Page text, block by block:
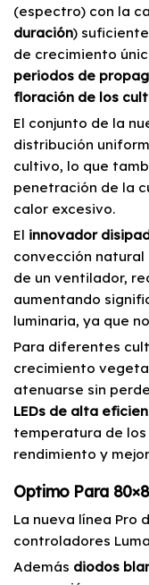
(espectro) con la
duración)
de crecimiento
periodos de
floración de los
El conjunto de la
distribución
cultivo, lo que
penetración de la
calor excesivo.
El innovador
convección natural
de un ventilador,
aumentando
luminaria, ya que
Para diferentes
crecimiento
atenuarse sin
LEDs de alta
temperatura de los
rendimiento y
Optimo Para
La nueva línea Pro
controladores
Además diodos